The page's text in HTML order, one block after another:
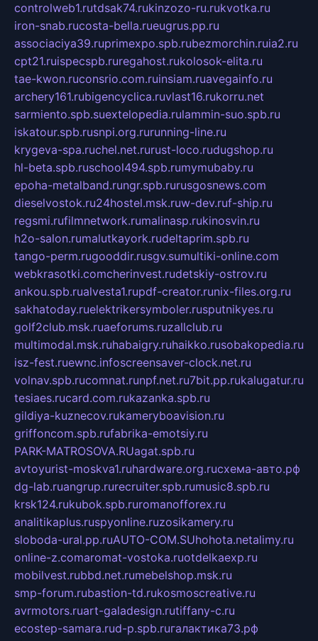
controlweb1.rutdsak74.rukinzozo-ru.rukvotka.ru
iron-snab.rucosta-bella.rueugrus.pp.ru
associaciya39.ruprimexpo.spb.rubezmorchin.ruia2.ru
cpt21.ruispecspb.ruregahost.rukolosok-elita.ru
tae-kwon.ruconsrio.com.ruinsiam.ruavegainfo.ru
archery161.rubigencyclica.ruvlast16.rukorru.net
sarmiento.spb.suextelopedia.rulammin-suo.spb.ru
iskatour.spb.rusnpi.org.rurunning-line.ru
krygeva-spa.ruchel.net.rurust-loco.rudugshop.ru
hl-beta.spb.ruschool494.spb.rumymubaby.ru
epoha-metalband.rungr.spb.rurusgosnews.com
dieselvostok.ru24hostel.msk.ruw-dev.ruf-ship.ru
regsmi.rufilmnetwork.rumalinasp.rukinosvin.ru
h2o-salon.rumalutkayork.rudeltaprim.spb.ru
tango-perm.rugooddir.rusgv.sumultiki-online.com
webkrasotki.comcherinvest.rudetskiy-ostrov.ru
ankou.spb.rualvesta1.rupdf-creator.runix-files.org.ru
sakhatoday.ruelektrikersymboler.rusputnikyes.ru
golf2club.msk.ruaeforums.ruzallclub.ru
multimodal.msk.ruhabaigry.ruhaikko.rusobakopedia.ru
isz-fest.ruewnc.infoscreensaver-clock.net.ru
volnav.spb.rucomnat.runpf.net.ru7bit.pp.rukalugatur.ru
tesiaes.rucard.com.rukazanka.spb.ru
gildiya-kuznecov.rukameryboavision.ru
griffoncom.spb.rufabrika-emotsiy.ru
PARK-MATROSOVA.RUagat.spb.ru
avtoyurist-moskva1.ruhardware.org.ruсхема-авто.рф
dg-lab.ruangrup.rurecruiter.spb.rumusic8.spb.ru
krsk124.rukubok.spb.ruromanofforex.ru
analitikaplus.ruspyonline.ruzosikamery.ru
sloboda-ural.pp.ruAUTO-COM.SUhohota.netalimy.ru
online-z.comaromat-vostoka.ruotdelkaexp.ru
mobilvest.rubbd.net.rumebelshop.msk.ru
smp-forum.rubastion-td.rukosmoscreative.ru
avrmotors.ruart-galadesign.rutiffany-c.ru
ecostep-samara.rud-p.spb.ruгалактика73.рф